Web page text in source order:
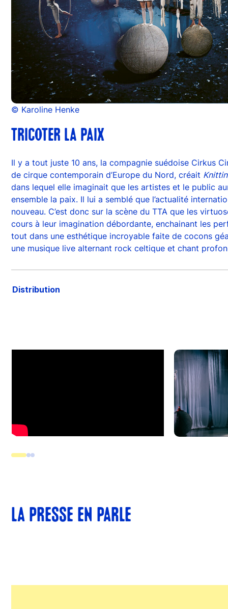
© Karoline Henke
TRICOTER LA PAIX
Il y a tout juste 10 ans, la compagnie suédoise Cirkus
de cirque contemporain d’Europe du Nord, créait
dans lequel elle imaginait que les artistes et le public
ensemble la paix. Il lui a semblé que l’actualité
nouveau. C’est donc sur la scène du TTA que les
cours à leur imagination débordante, enchainant les
tout dans une esthétique incroyable faite de cocons
une musique live alternant rock celtique et chant
Distribution
LA PRESSE EN PARLE